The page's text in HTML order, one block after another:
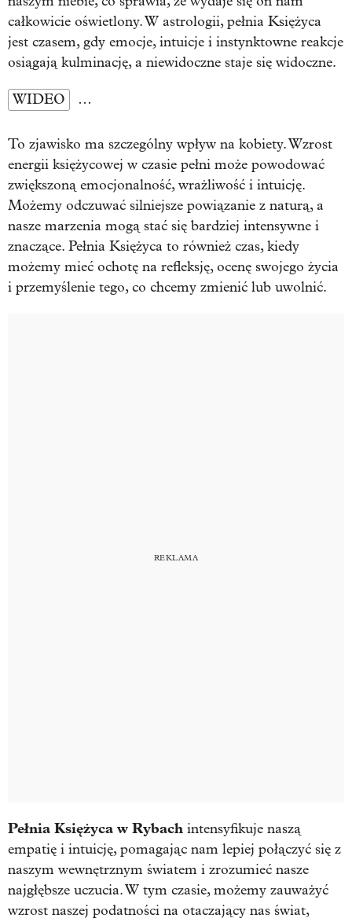
całkowicie oświetlony. W astrologii, pełnia Księżyca
jest czasem, gdy emocje, intuicje i instynktowne reakcje
osiągają kulminację, a niewidoczne staje się widoczne.
WIDEO …
To zjawisko ma szczególny wpływ na kobiety. Wzrost
energii księżycowej w czasie pełni może powodować
zwiększoną emocjonalność, wrażliwość i intuicję.
Możemy odczuwać silniejsze powiązanie z naturą, a
nasze marzenia mogą stać się bardziej intensywne i
znaczące. Pełnia Księżyca to również czas, kiedy
możemy mieć ochotę na refleksję, ocenę swojego życia
i przemyślenie tego, co chcemy zmienić lub uwolnić.
Pełnia Księżyca w Rybach intensyfikuje naszą
empatię i intuicję, pomagając nam lepiej połączyć się z
naszym wewnętrznym światem i zrozumieć nasze
najgłębsze uczucia. W tym czasie, możemy zauważyć
wzrost naszej podatności na otaczający nas świat,